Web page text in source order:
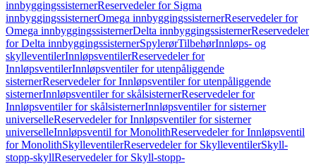
innbyggingssisternerReservedeler for Sigma
innbyggingssisternerOmega innbyggingssisternerReservedeler for
Omega innbyggingssisternerDelta innbyggingssisternerReservedeler
for Delta innbyggingssisternerSpylerørTilbehørInnløps- og
skylleventilerInnløpsventilerReservedeler for
InnløpsventilerInnløpsventiler for utenpåliggende
sisternerReservedeler for Innløpsventiler for utenpåliggende
sisternerInnløpsventiler for skålsisternerReservedeler for
Innløpsventiler for skålsisternerInnløpsventiler for sisterner
universelleReservedeler for Innløpsventiler for sisterner
universelleInnløpsventil for MonolithReservedeler for Innløpsventil
for MonolithSkylleventilerReservedeler for SkylleventilerSkyll-
stopp-skyllReservedeler for Skyll-stopp-